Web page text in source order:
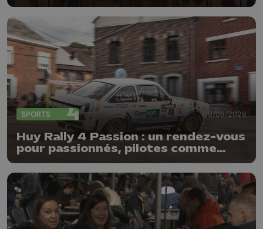
SPORTS 09/06/2026
Huy Rally 4 Passion : un rendez-vous
pour passionnés, pilotes comme
spectateurs